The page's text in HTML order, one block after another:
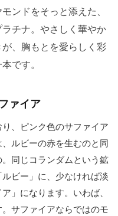
ンドをそっと添えた、
チナ。やさしく華やか
、胸もとを愛らしく彩
です。
ァイア
、ピンク色のサファイア
ルビーの赤を生むのと同
同じコランダムという鉱
ビー」に、少なければ淡
」になります。いわば、
サファイアならではのモ